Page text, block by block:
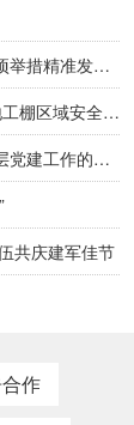
胶东国际机场多措并举打造入境旅游“第一窗口”九项举措精准发力，助力青岛建设国际滨海旅游度假胜地
党建引领筑防线 赋能安全提质效——新钢集团工地工棚区域安全管理创新实践研究
把人民放在心中最高位置——从“三个坚持”领悟基层党建工作的为民初心
共庆建军佳节
作